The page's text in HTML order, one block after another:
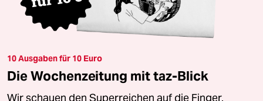
10 Ausgaben für 10 Euro
Die Wochenzeitung mit taz-Blick
Wir schauen den Superreichen auf die Finger.